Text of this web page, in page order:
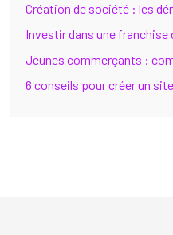
Création de société : les
Investir dans une
Jeunes commerçants :
6 conseils pour créer un